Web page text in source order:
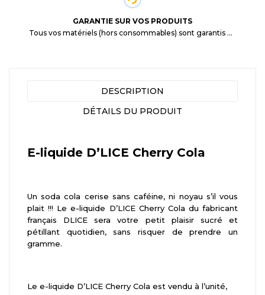
GARANTIE SUR VOS PRODUITS
Tous vos matériels (hors consommables) sont garantis 3 mois à partir de la date d'achat
DESCRIPTION
DÉTAILS DU PRODUIT
E-liquide D’LICE Cherry Cola
Un soda cola cerise sans caféine, ni noyau s’il vous
plait !!! Le e-liquide D’LICE Cherry Cola du fabricant
français DLICE sera votre petit plaisir sucré et
pétillant quotidien, sans risquer de prendre un
gramme.
Le e-liquide D’LICE Cherry Cola est vendu à l’unité,